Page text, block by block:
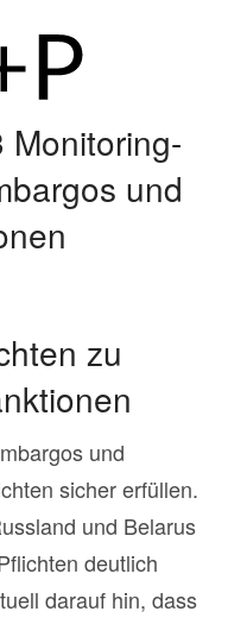
Monitoring-
und
zu
und
sicher erfüllen.
und Belarus
deutlich
darauf hin, dass